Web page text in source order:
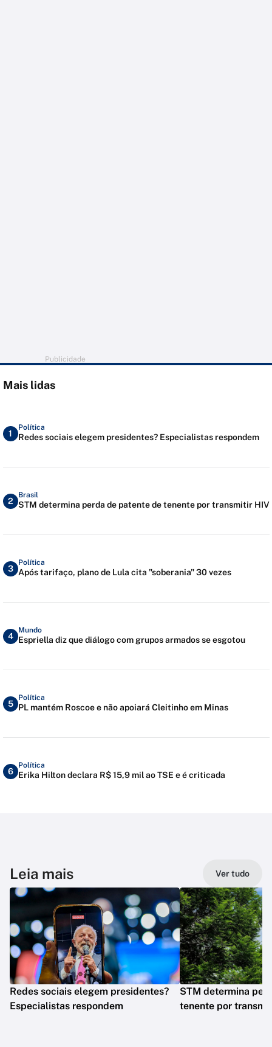
Publicidade
Mais lidas
1
Política
Redes sociais elegem presidentes? Especialistas respondem
2
Brasil
STM determina perda de patente de tenente por transmitir HIV
3
Política
Após tarifaço, plano de Lula cita "soberania" 30 vezes
4
Mundo
Espriella diz que diálogo com grupos armados se esgotou
5
Política
PL mantém Roscoe e não apoiará Cleitinho em Minas
6
Política
Erika Hilton declara R$ 15,9 mil ao TSE e é criticada
Leia mais Ver tudo
Redes sociais elegem presidentes?
Especialistas respondem
STM determina
tenente por